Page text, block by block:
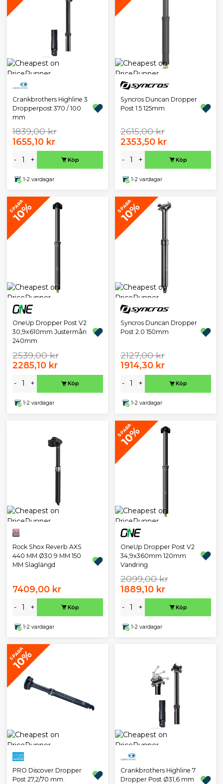
Crankbrothers Highline 3
Dropperpost 370 / 100
mm
1839,00 kr
1655,10 kr
- + Köp
1-2 vardagar
Syncros Duncan Dropper
Post 1.5 125mm
2615,00 kr
2353,50 kr
- + Köp
1-2 vardagar
SPARA
10%
OneUp Dropper Post V2
30,9x610mm Justermån
240mm
2539,00 kr
2285,10 kr
- + Köp
1-2 vardagar
SPARA
10%
Syncros Duncan Dropper
Post 2.0 150mm
2127,00 kr
1914,30 kr
- + Köp
1-2 vardagar
Rock Shox Reverb AXS
440 MM Ø30.9 MM 150
MM Slaglängd
7409,00 kr
- + Köp
1-2 vardagar
SPARA
10%
OneUp Dropper Post V2
34,9x360mm 120mm
Vandring
2099,00 kr
1889,10 kr
- + Köp
1-2 vardagar
SPARA
10%
PRO Discover Dropper
Post 27,2/70 mm.
Crankbrothers Highline 7
Dropper Post Ø31,6 mm